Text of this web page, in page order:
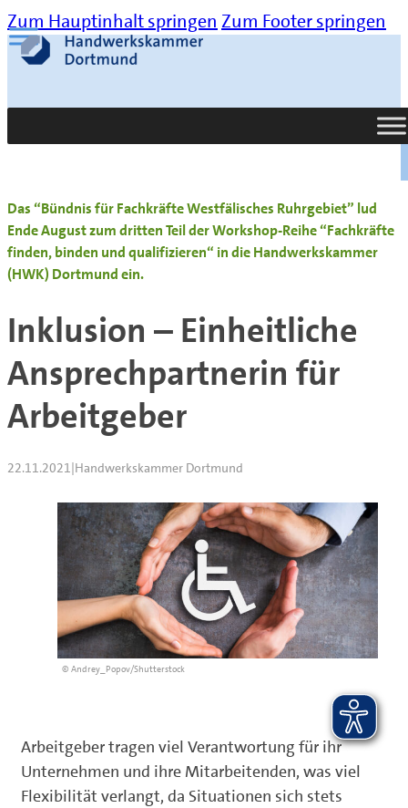
Zum Hauptinhalt springen Zum Footer springen
Suche
Das “Bündnis für Fachkräfte Westfälisches Ruhrgebiet” lud
Ende August zum dritten Teil der Workshop-Reihe “Fachkräfte
finden, binden und qualifizieren“ in die Handwerkskammer
(HWK) Dortmund ein.
Inklusion – Einheitliche
Ansprechpartnerin für
Arbeitgeber
22.11.2021|Handwerkskammer Dortmund
© Andrey_Popov/Shutterstock
Arbeitgeber tragen viel Verantwortung für ihr
Unternehmen und ihre Mitarbeitenden, was viel
Flexibilität verlangt, da Situationen sich stets